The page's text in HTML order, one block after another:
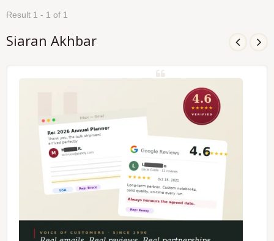
Result 1 - 1 of 1
Siaran Akhbar